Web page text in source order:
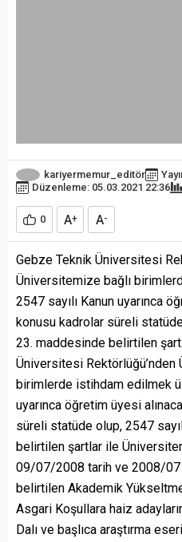
kariyermemur_editör
Düzenleme: 05.03.2021 22:36
0 A+ A-
Gebze Teknik Üniversitesi
Üniversitemize bağlı
2547 sayılı Kanun uyarınca
konusu kadrolar süreli statüde
23. maddesinde belirtilen
Üniversitesi Rektörlüğü’nden
birimlerde istihdam edilmek
uyarınca öğretim üyesi
süreli statüde olup, 2547
belirtilen şartlar ile
09/07/2008 tarih ve 2008/07
belirtilen Akademik
Asgari Koşullara haiz
Dalı ve başlıca araştırma